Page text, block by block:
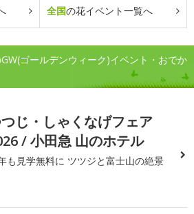
全国の花イベント一覧へ
ゴールデンウィーク)イベント・おでか
じ・しゃくなげフェア
/ 小田急 山のホテル
も見学無料に ツツジと富士山の絶景